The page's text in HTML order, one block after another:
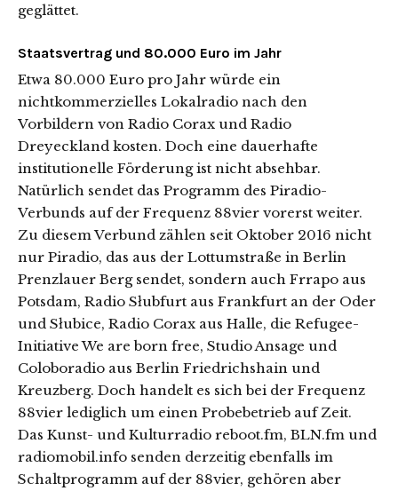
geglättet.
Staatsvertrag und 80.000 Euro im Jahr
Etwa 80.000 Euro pro Jahr würde ein
nichtkommerzielles Lokalradio nach den
Vorbildern von Radio Corax und Radio
Dreyeckland kosten. Doch eine dauerhafte
institutionelle Förderung ist nicht absehbar.
Natürlich sendet das Programm des Piradio-
Verbunds auf der Frequenz 88vier vorerst weiter.
Zu diesem Verbund zählen seit Oktober 2016 nicht
nur Piradio, das aus der Lottumstraße in Berlin
Prenzlauer Berg sendet, sondern auch Frrapo aus
Potsdam, Radio Słubfurt aus Frankfurt an der Oder
und Słubice, Radio Corax aus Halle, die Refugee-
Initiative We are born free, Studio Ansage und
Coloboradio aus Berlin Friedrichshain und
Kreuzberg. Doch handelt es sich bei der Frequenz
88vier lediglich um einen Probebetrieb auf Zeit.
Das Kunst- und Kulturradio reboot.fm, BLN.fm und
radiomobil.info senden derzeitig ebenfalls im
Schaltprogramm auf der 88vier, gehören aber